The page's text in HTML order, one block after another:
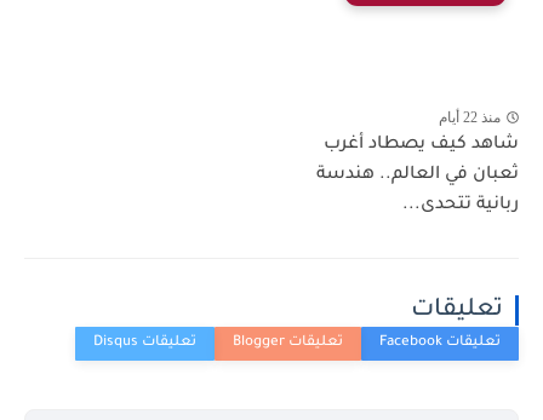
منذ 22 أيام
شاهد كيف يصطاد أغرب
ثعبان في العالم.. هندسة
ربانية تتحدى...
تعليقات